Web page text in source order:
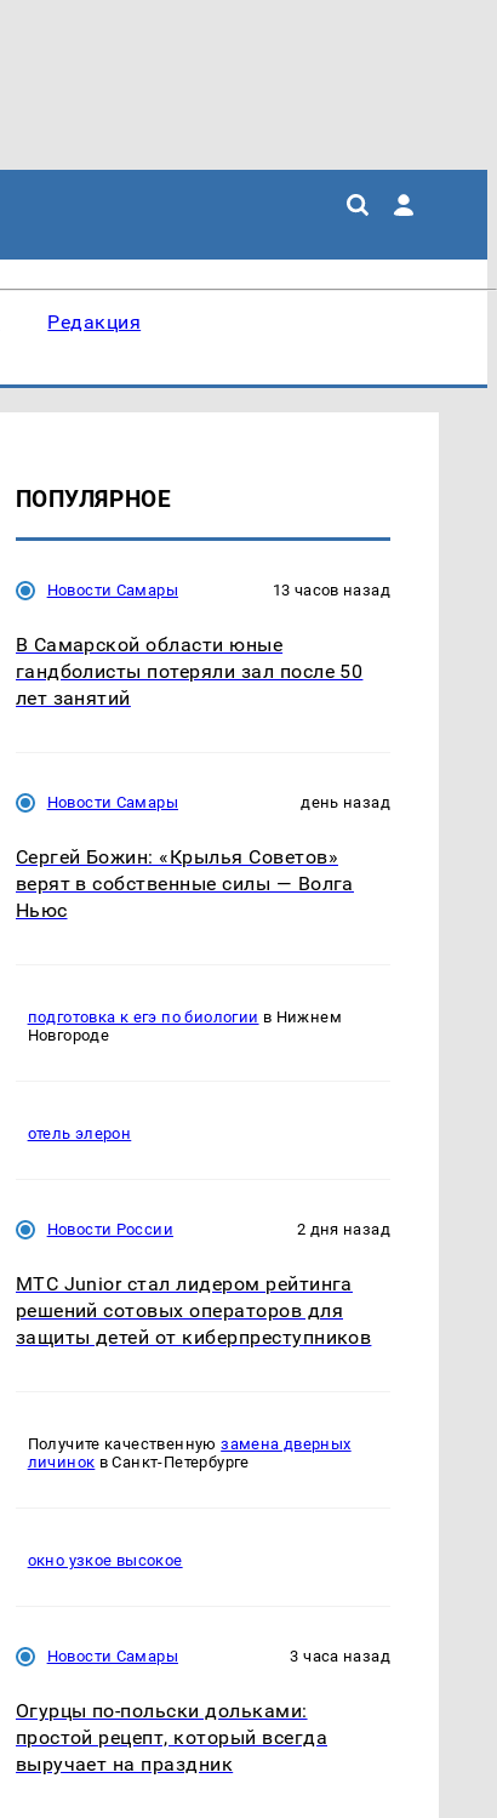
Редакция
готовую еду из
ПОПУЛЯРНОЕ
Новости Самары 13 часов назад
В Самарской области юные
гандболисты потеряли зал после 50
лет занятий
Новости Самары день назад
Сергей Божин: «Крылья Советов»
верят в собственные силы — Волга
Ньюс
подготовка к егэ по биологии в Нижнем
Новгороде
отель элерон
Новости России 2 дня назад
МТС Junior стал лидером рейтинга
решений сотовых операторов для
защиты детей от киберпреступников
Получите качественнуюзамена дверных
личинок в Санкт-Петербурге
окно узкое высокое
Новости Самары 3 часа назад
Огурцы по‑польски дольками:
простой рецепт, который всегда
выручает на праздник